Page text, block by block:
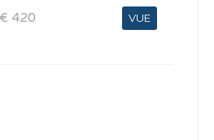
€ 420 VUE